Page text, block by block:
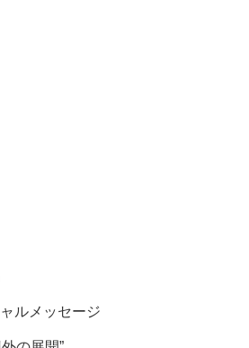
ルメッセージ